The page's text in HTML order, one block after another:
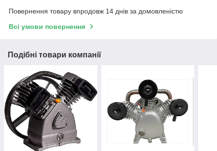
Повернення товару впродовж 14 днів за домовленістю
Всі умови повернення
Подібні товари компанії